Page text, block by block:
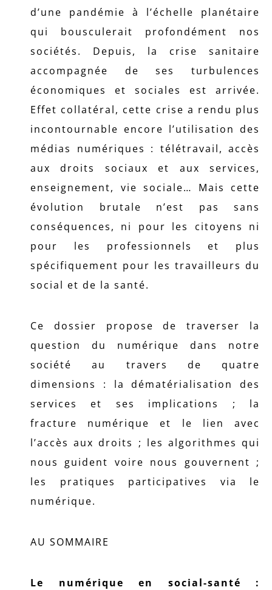
d’une pandémie à l’échelle planétaire
qui bousculerait profondément nos
sociétés. Depuis, la crise sanitaire
accompagnée de ses turbulences
économiques et sociales est arrivée.
Effet collatéral, cette crise a rendu plus
incontournable encore l’utilisation des
médias numériques : télétravail, accès
aux droits sociaux et aux services,
enseignement, vie sociale… Mais cette
évolution brutale n’est pas sans
conséquences, ni pour les citoyens ni
pour les professionnels et plus
spécifiquement pour les travailleurs du
social et de la santé.
Ce dossier propose de traverser la
question du numérique dans notre
société au travers de quatre
dimensions : la dématérialisation des
services et ses implications ; la
fracture numérique et le lien avec
l’accès aux droits ; les algorithmes qui
nous guident voire nous gouvernent ;
les pratiques participatives via le
numérique.
AU SOMMAIRE
Le numérique en social-santé :